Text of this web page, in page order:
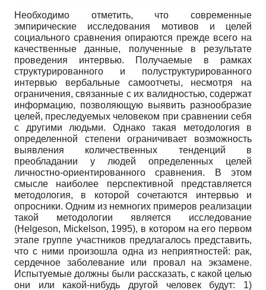
Необходимо отметить, что современные
эмпирические исследования мотивов и целей
социального сравнения опираются прежде всего на
качественные данные, полученные в результате
проведения интервью. Получаемые в рамках
структурированного и полуструктурированного
интервью вербальные самоотчеты, несмотря на
ограничения, связанные с их валидностью, содержат
информацию, позволяющую выявить разнообразие
целей, преследуемых человеком при сравнении себя
с другими людьми. Однако такая методология в
определенной степени ограничивает возможность
выявления количественных тенденций в
преобладании у людей определенных целей
личностно-ориентированного сравнения. В этом
смысле наиболее перспективной представляется
методология, в которой сочетаются интервью и
опросники. Одним из немногих примеров реализации
такой методологии является исследование
(Helgeson, Mickelson, 1995), в котором на его первом
этапе группе участников предлагалось представить,
что с ними произошла одна из неприятностей: рак,
сердечное заболевание или провал на экзамене.
Испытуемые должны были рассказать, с какой целью
они или какой-нибудь другой человек будут: 1)